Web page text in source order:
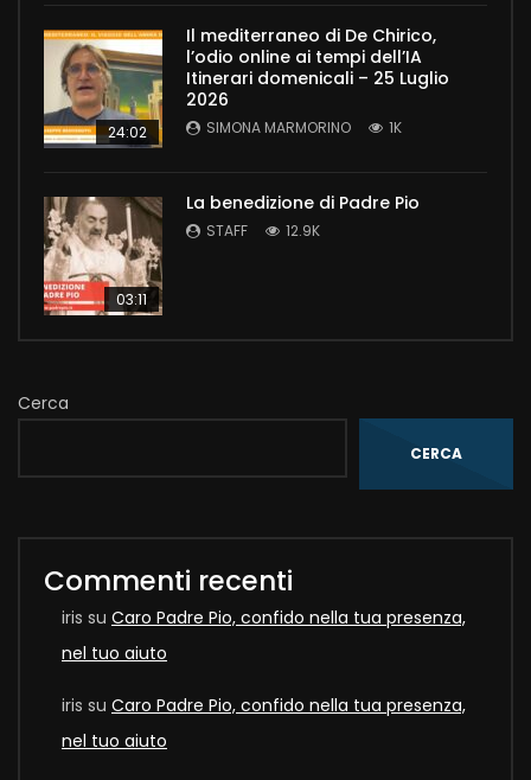
24:02
Il mediterraneo di De Chirico,
l’odio online ai tempi dell’IA
Itinerari domenicali – 25 Luglio
2026
SIMONA MARMORINO 1K
03:11
La benedizione di Padre Pio
STAFF 12.9K
Cerca
CERCA
Commenti recenti
iris su Caro Padre Pio, confido nella tua presenza,
nel tuo aiuto
iris su Caro Padre Pio, confido nella tua presenza,
nel tuo aiuto